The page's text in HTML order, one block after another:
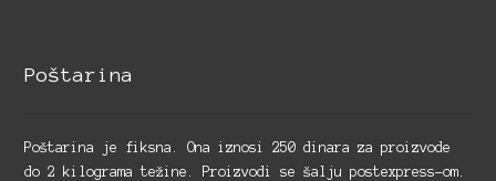
Poštarina
Poštarina je fiksna. Ona iznosi 250 dinara za proizvode
do 2 kilograma težine. Proizvodi se šalju postexpress-om.